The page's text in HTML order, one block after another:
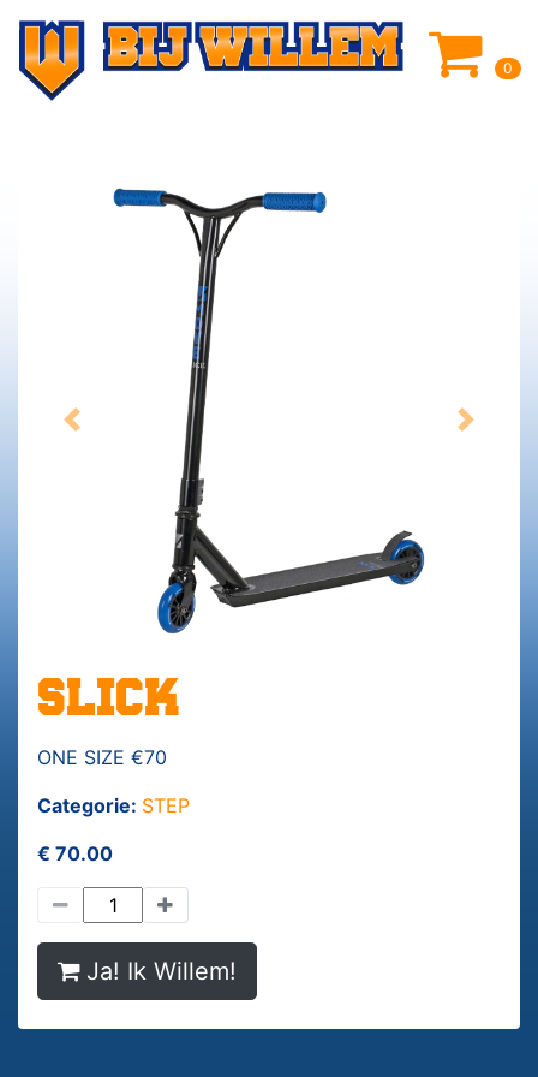
0
Previous Next
SLICK
ONE SIZE €70
Categorie: STEP
€ 70.00
Ja! Ik Willem!